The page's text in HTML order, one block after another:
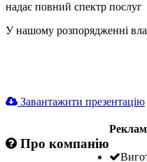
надає повний спектр послуг
У нашому розпорядженні
Завантажити презентацію
Про компанію